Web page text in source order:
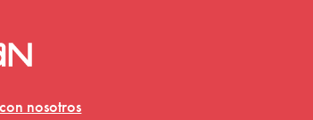
nosotros